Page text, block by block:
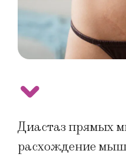
Диастаз прямых
расхождение